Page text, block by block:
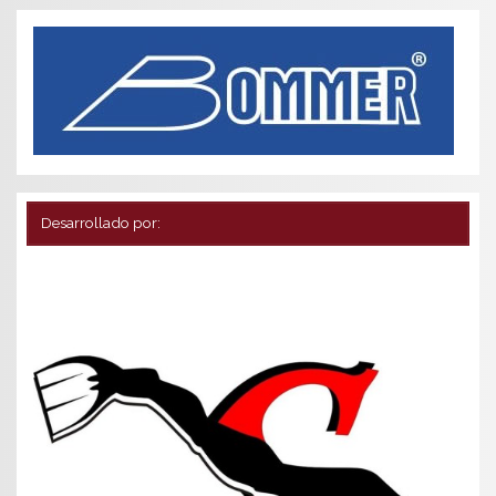
Desarrollado por: